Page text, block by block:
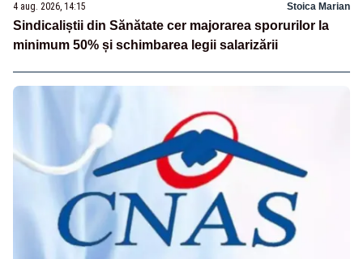
4 aug. 2026, 14:15 Stoica Marian
Sindicaliștii din Sănătate cer majorarea sporurilor la
minimum 50% și schimbarea legii salarizării